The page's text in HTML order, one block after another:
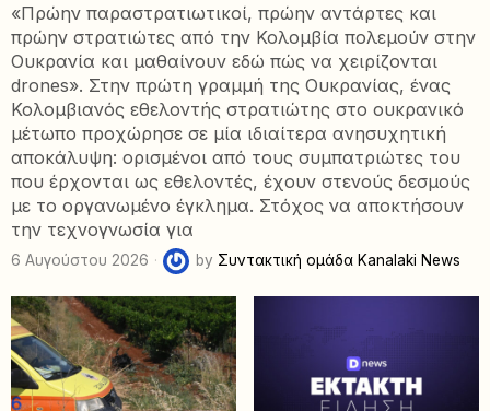
«Πρώην παραστρατιωτικοί, πρώην αντάρτες και
πρώην στρατιώτες από την Κολομβία πολεμούν στην
Ουκρανία και μαθαίνουν εδώ πώς να χειρίζονται
drones». Στην πρώτη γραμμή της Ουκρανίας, ένας
Κολομβιανός εθελοντής στρατιώτης στο ουκρανικό
μέτωπο προχώρησε σε μία ιδιαίτερα ανησυχητική
αποκάλυψη: ορισμένοι από τους συμπατριώτες του
που έρχονται ως εθελοντές, έχουν στενούς δεσμούς
με το οργανωμένο έγκλημα. Στόχος να αποκτήσουν
την τεχνογνωσία για
6 Αυγούστου 2026 by Συντακτική ομάδα Kanalaki News